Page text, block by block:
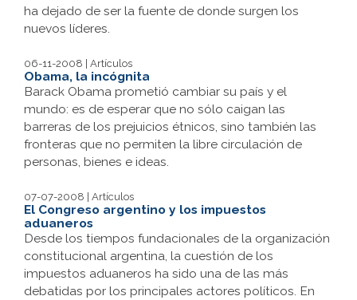
ha dejado de ser la fuente de donde surgen los
nuevos líderes.
06-11-2008 | Artículos
Obama, la incógnita
Barack Obama prometió cambiar su país y el
mundo: es de esperar que no sólo caigan las
barreras de los prejuicios étnicos, sino también las
fronteras que no permiten la libre circulación de
personas, bienes e ideas.
07-07-2008 | Artículos
El Congreso argentino y los impuestos
aduaneros
Desde los tiempos fundacionales de la organización
constitucional argentina, la cuestión de los
impuestos aduaneros ha sido una de las más
debatidas por los principales actores políticos. En